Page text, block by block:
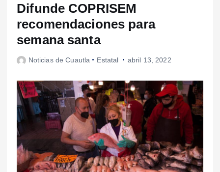
Difunde COPRISEM
recomendaciones para
semana santa
Noticias de Cuautla Estatal abril 13, 2022